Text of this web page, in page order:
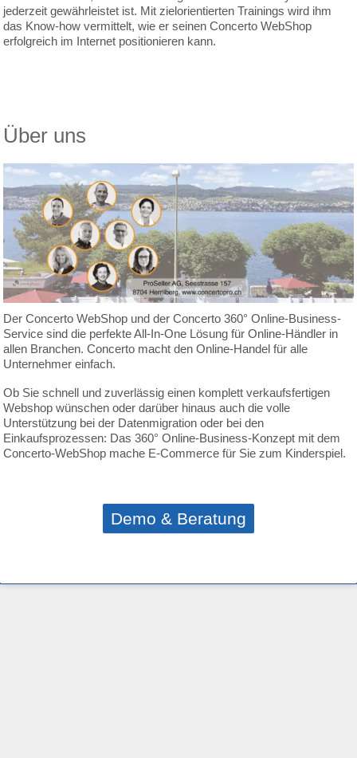
jederzeit gewährleistet ist. Mit zielorientierten Trainings wird ihm
das Know-how vermittelt, wie er seinen Concerto WebShop
erfolgreich im Internet positionieren kann.
Über uns
Der Concerto WebShop und der Concerto 360° Online-Business-
Service sind die perfekte All-In-One Lösung für Online-Händler in
allen Branchen. Concerto macht den Online-Handel für alle
Unternehmer einfach.
Ob Sie schnell und zuverlässig einen komplett verkaufsfertigen
Webshop wünschen oder darüber hinaus auch die volle
Unterstützung bei der Datenmigration oder bei den
Einkaufsprozessen: Das 360° Online-Business-Konzept mit dem
Concerto-WebShop mache E-Commerce für Sie zum Kinderspiel.
Demo & Beratung